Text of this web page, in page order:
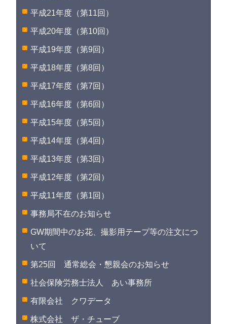
平成21年度（第11回）
平成20年度（第10回）
平成19年度（第9回）
平成18年度（第8回）
平成17年度（第7回）
平成16年度（第6回）
平成15年度（第5回）
平成14年度（第4回）
平成13年度（第3回）
平成12年度（第2回）
平成11年度（第1回）
事務局不在のお知らせ
GW期間中のお花、撮影用テープ等の注文につ
いて
第25回 通常総会・懇親会のお知らせ
社会保険労務士法人 あい事務所
有限会社 クワデータ
株式会社 ザ・チューブ